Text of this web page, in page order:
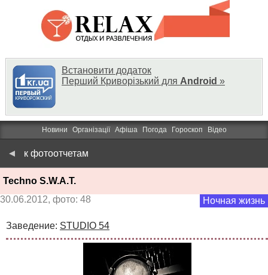
Встановити додаток
Перший Криворізький для Android »
Новини Організації Афіша Погода Гороскоп Відео
к фотоотчетам
Techno S.W.A.T.
Ночная жизнь
30.06.2012, фото: 48
Заведение: STUDIO 54